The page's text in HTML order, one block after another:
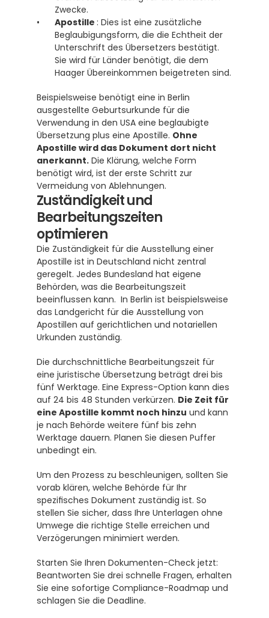
Zwecke.
Apostille : Dies ist eine zusätzliche
Beglaubigungsform, die die Echtheit der
Unterschrift des Übersetzers bestätigt.
Sie wird für Länder benötigt, die dem
Beispielsweise benötigt eine in Berlin
ausgestellte Geburtsurkunde für die
Verwendung in den USA eine beglaubigte
Übersetzung plus eine Apostille. Ohne
Apostille wird das Dokument dort nicht
anerkannt. Die Klärung, welche Form
benötigt wird, ist der erste Schritt zur
Vermeidung von Ablehnungen.
Zuständigkeit und
Bearbeitungszeiten
optimieren
Die Zuständigkeit für die Ausstellung einer
Apostille ist in Deutschland nicht zentral
geregelt. Jedes Bundesland hat eigene
Behörden, was die Bearbeitungszeit
beeinflussen kann.  In Berlin ist beispielsweise
das Landgericht für die Ausstellung von
Apostillen auf gerichtlichen und notariellen
Urkunden zuständig.
Die durchschnittliche Bearbeitungszeit für
eine juristische Übersetzung beträgt drei bis
fünf Werktage. Eine Express-Option kann dies
auf 24 bis 48 Stunden verkürzen. Die Zeit für
eine Apostille kommt noch hinzu und kann
je nach Behörde weitere fünf bis zehn
Werktage dauern. Planen Sie diesen Puffer
unbedingt ein.
Um den Prozess zu beschleunigen, sollten Sie
vorab klären, welche Behörde für Ihr
spezifisches Dokument zuständig ist. So
stellen Sie sicher, dass Ihre Unterlagen ohne
Umwege die richtige Stelle erreichen und
Verzögerungen minimiert werden.
Starten Sie Ihren Dokumenten-Check jetzt:
Beantworten Sie drei schnelle Fragen, erhalten
Sie eine sofortige Compliance-Roadmap und
schlagen Sie die Deadline.